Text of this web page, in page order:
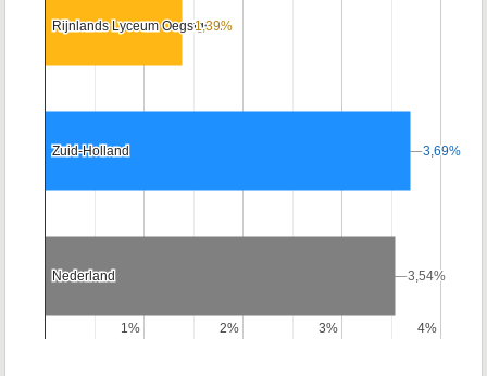
1%
1% 2%
2% 3%
3% 4%
4%
Rijnlands Lyceum Oegstgeest
Rijnlands Lyceum Oegstgeest
Zuid-Holland
Zuid-Holland
Nederland
Nederland
1,39%
1,39%
3,69%
3,69%
3,54%
3,54%